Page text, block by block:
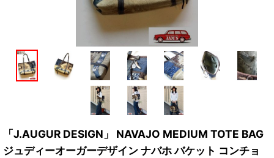
「J.AUGUR DESIGN」 NAVAJO MEDIUM TOTE BAG
ジュディーオーガーデザイン ナバホ バケット コンチョ